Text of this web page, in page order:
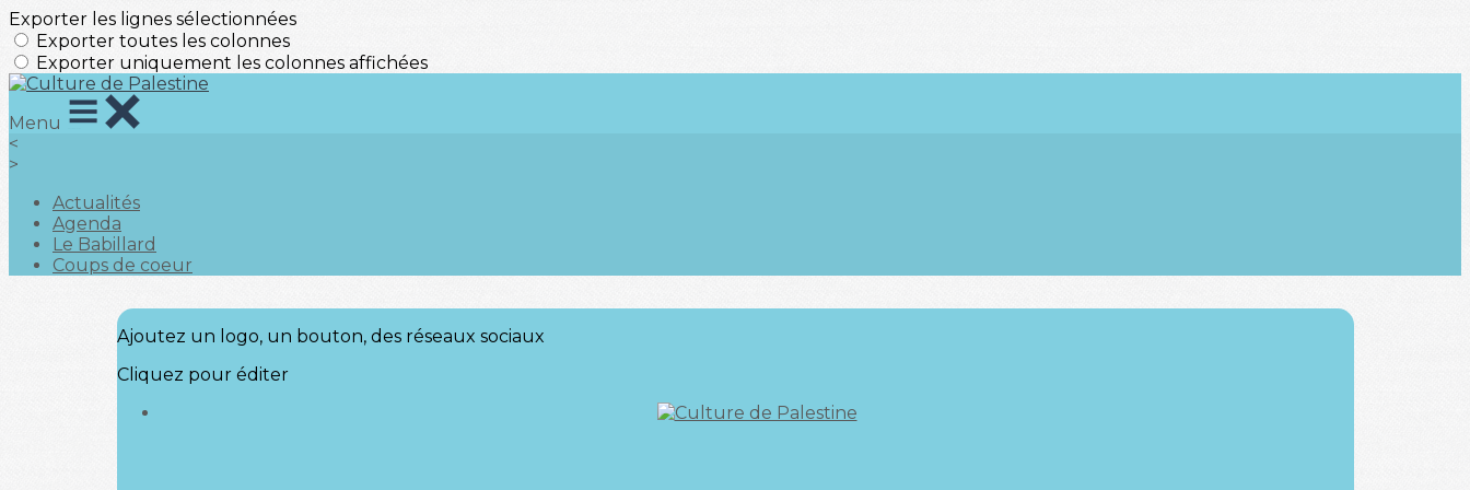
Exporter les lignes sélectionnées
Exporter toutes les colonnes
Exporter uniquement les colonnes affichées
Menu
<
>
Actualités
Agenda
Le Babillard
Coups de coeur
Ajoutez un logo, un bouton, des réseaux sociaux
Cliquez pour éditer